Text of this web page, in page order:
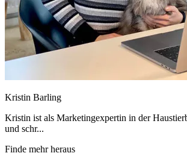
Kristin Barling
Kristin ist als Marketingexpertin in der
und schr...
Finde mehr heraus